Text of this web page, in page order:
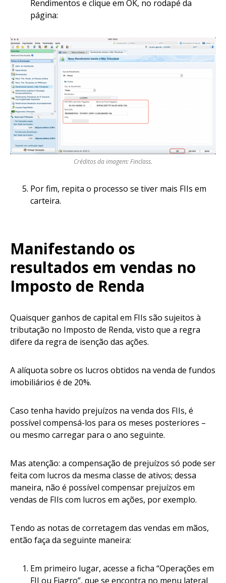
Rendimentos e clique em OK, no rodapé da
página:
Créditos da imagem: Finclass.
Por fim, repita o processo se tiver mais FIIs em
carteira.
Manifestando os
resultados em vendas no
Imposto de Renda
Quaisquer ganhos de capital em FIIs são sujeitos à
tributação no Imposto de Renda, visto que a regra
difere da regra de isenção das ações.
A alíquota sobre os lucros obtidos na venda de fundos
imobiliários é de 20%.
Caso tenha havido prejuízos na venda dos FIIs, é
possível compensá-los para os meses posteriores –
ou mesmo carregar para o ano seguinte.
Mas atenção: a compensação de prejuízos só pode ser
feita com lucros da mesma classe de ativos; dessa
maneira, não é possível compensar prejuízos em
vendas de FIIs com lucros em ações, por exemplo.
Tendo as notas de corretagem das vendas em mãos,
então faça da seguinte maneira:
Em primeiro lugar, acesse a ficha “Operações em
FII ou Fiagro”, que se encontra no menu lateral